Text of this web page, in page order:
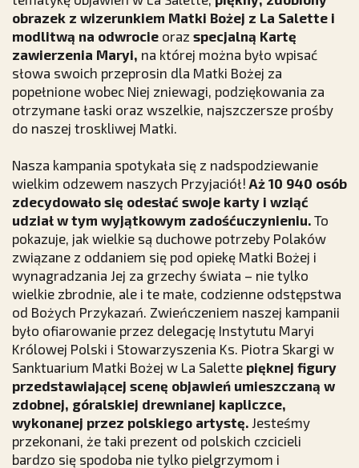
obrazek z wizerunkiem Matki Bożej z La Salette i
modlitwą na odwrocie oraz specjalną Kartę
zawierzenia Maryi, na której można było wpisać
słowa swoich przeprosin dla Matki Bożej za
popełnione wobec Niej zniewagi, podziękowania za
otrzymane łaski oraz wszelkie, najszczersze prośby
do naszej troskliwej Matki.
Nasza kampania spotykała się z nadspodziewanie
wielkim odzewem naszych Przyjaciół! Aż 10 940 osób
zdecydowało się odesłać swoje karty i wziąć
udział w tym wyjątkowym zadośćuczynieniu. To
pokazuje, jak wielkie są duchowe potrzeby Polaków
związane z oddaniem się pod opiekę Matki Bożej i
wynagradzania Jej za grzechy świata – nie tylko
wielkie zbrodnie, ale i te małe, codzienne odstępstwa
od Bożych Przykazań. Zwieńczeniem naszej kampanii
było ofiarowanie przez delegację Instytutu Maryi
Królowej Polski i Stowarzyszenia Ks. Piotra Skargi w
Sanktuarium Matki Bożej w La Salette pięknej figury
przedstawiającej scenę objawień umieszczaną w
zdobnej, góralskiej drewnianej kapliczce,
wykonanej przez polskiego artystę. Jesteśmy
przekonani, że taki prezent od polskich czcicieli
bardzo się spodoba nie tylko pielgrzymom i